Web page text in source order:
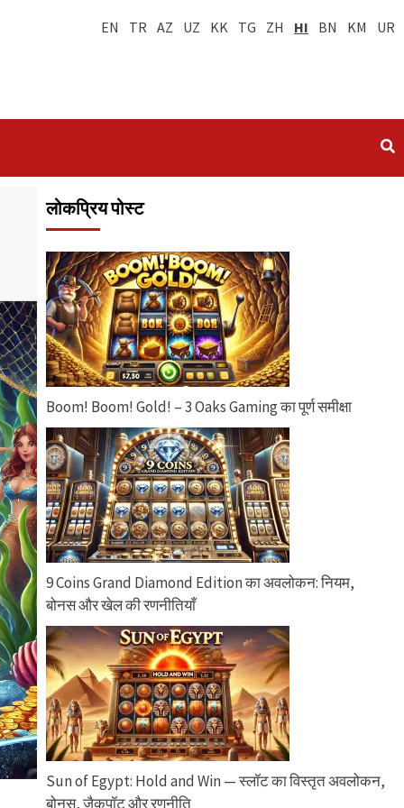
EN TR AZ UZ KK TG ZH HI BN KM UR
लोकप्रिय पोस्ट
Boom! Boom! Gold! – 3 Oaks Gaming का पूर्ण समीक्षा
9 Coins Grand Diamond Edition का अवलोकन: नियम,
बोनस और खेल की रणनीतियाँ
Sun of Egypt: Hold and Win — स्लॉट का विस्तृत अवलोकन,
बोनस, जैकपॉट और रणनीति